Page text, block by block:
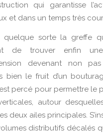
qui garantisse
et dans un temps très
quelque sorte la greffe
de trouver enfin
devenant non
bien le fruit d’un
percé pour permettre le
autour
deux ailes principales.
distributifs décalés